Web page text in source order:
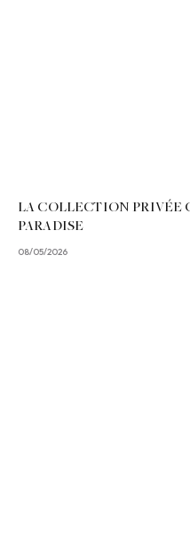
LA COLLECTION PRIVÉE
PARADISE
08/05/2026